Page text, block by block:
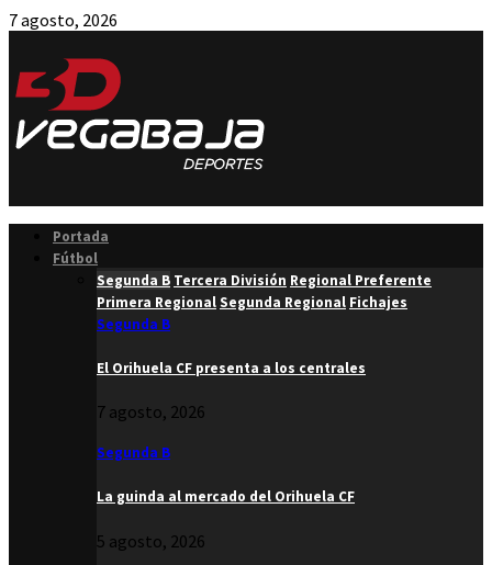
7 agosto, 2026
Portada
Fútbol
Segunda B Tercera División Regional Preferente
Primera RegionalSegunda Regional Fichajes
Segunda B
El Orihuela CF presenta a los centrales
7 agosto, 2026
Segunda B
La guinda al mercado del Orihuela CF
5 agosto, 2026